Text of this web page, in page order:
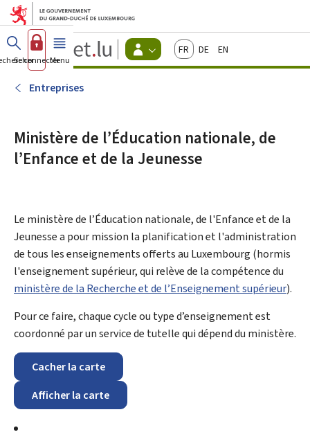
Aller au menu principal
Aller au contenu
Guichet.lu
Changer
d'espace
FrançaisDeutschEnglish
Se connecterMenu principal
Entreprises
Ministère de l’Éducation nationale, de
l’Enfance et de la Jeunesse
Le ministère de l’Éducation nationale, de l'Enfance et de la
Jeunesse a pour mission la planification et l'administration
de tous les enseignements offerts au Luxembourg (hormis
l'enseignement supérieur, qui relève de la compétence du
ministère de la Recherche et de l’Enseignement supérieur).
Pour ce faire, chaque cycle ou type d’enseignement est
coordonné par un service de tutelle qui dépend du ministère.
Cacher la carte
Afficher la carte